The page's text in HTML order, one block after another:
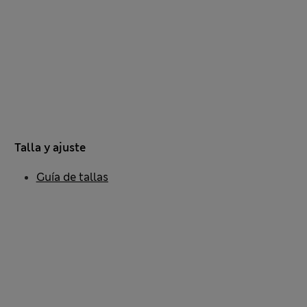
Talla y ajuste
Guía de tallas